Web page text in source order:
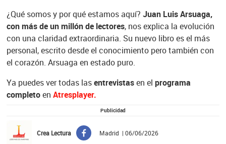
¿Qué somos y por qué estamos aquí? Juan Luis Arsuaga,
con más de un millón de lectores, nos explica la evolución
con una claridad extraordinaria. Su nuevo libro es el más
personal, escrito desde el conocimiento pero también con
el corazón. Arsuaga en estado puro.
Ya puedes ver todas lasentrevistasen el programa
completoen Atresplayer.
Publicidad
Crea Lectura Madrid | 06/06/2026